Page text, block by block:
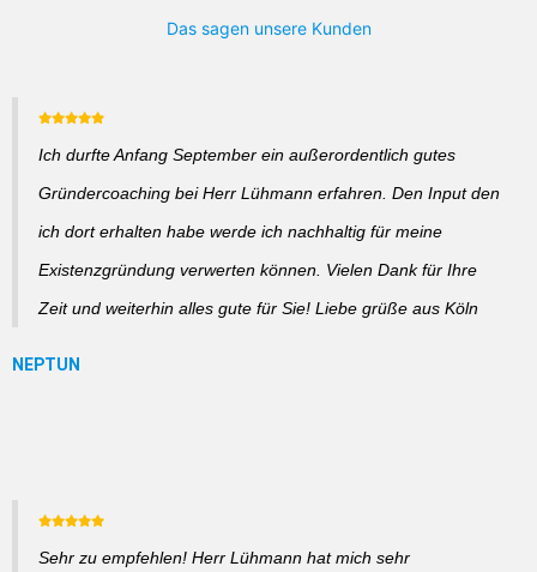
Das sagen unsere Kunden
Ich durfte Anfang September ein außerordentlich gutes
Gründercoaching bei Herr Lühmann erfahren. Den Input den
ich dort erhalten habe werde ich nachhaltig für meine
Existenzgründung verwerten können. Vielen Dank für Ihre
Zeit und weiterhin alles gute für Sie! Liebe grüße aus Köln
Sehr zu empfehlen! Herr Lühmann hat mich sehr